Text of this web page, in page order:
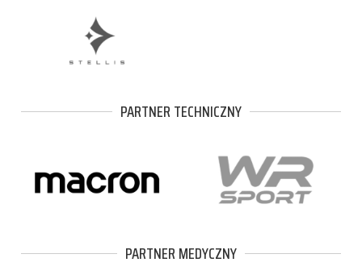
PARTNER TECHNICZNY
PARTNER MEDYCZNY